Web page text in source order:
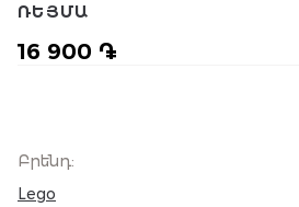
16 900 ֏
ՌԵՅՄԱ
Բրենդ:
Lego